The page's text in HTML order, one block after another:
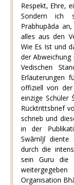
Respekt, Ehre,
Sondern ich
Prabhupāda
alles aus den
Wie Es Ist und
der
Vedischen
Erläuterungen
offiziell von
einzige Schüler
Rücktrittsbrief
schrieb und
in der
Swāmījī diente
durch die
sein Guru die
Organisation